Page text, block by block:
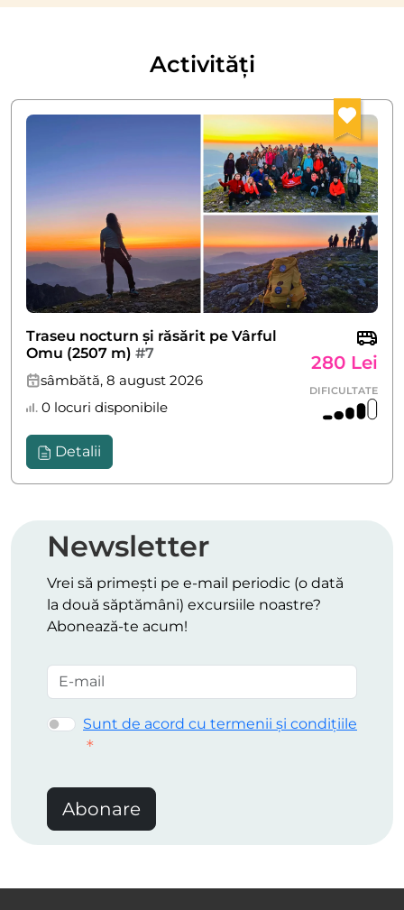
Activități
Traseu nocturn și răsărit pe Vârful
Omu (2507 m) #7
sâmbătă, 8 august 2026
0 locuri disponibile
280 Lei
DIFICULTATE
Detalii
Newsletter
Vrei să primești pe e-mail periodic (o dată
la două săptămâni) excursiile noastre?
Abonează-te acum!
Sunt de acord cu termenii și condițiile
Abonare